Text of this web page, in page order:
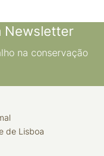
Newsletter
na conservação
de Lisboa